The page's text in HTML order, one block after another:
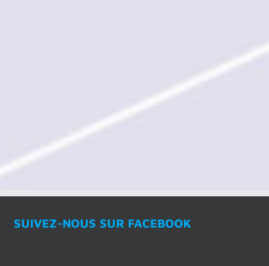
SUIVEZ-NOUS SUR FACEBOOK